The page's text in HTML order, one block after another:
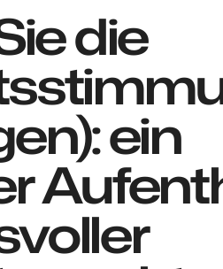
die
ein